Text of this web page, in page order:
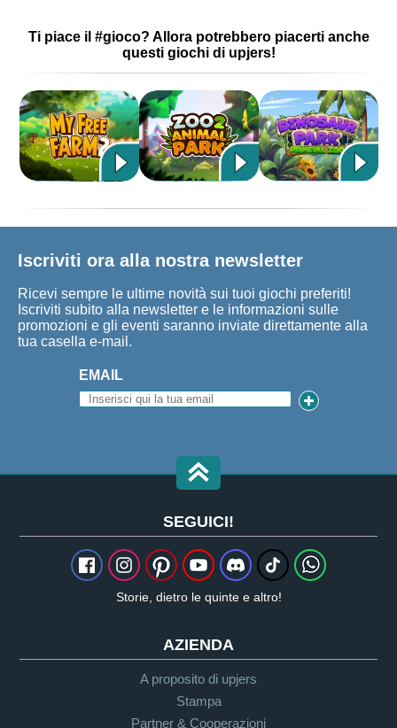
Ti piace il #gioco? Allora potrebbero piacerti anche
questi giochi di upjers!
Iscriviti ora alla nostra newsletter
Ricevi sempre le ultime novità sui tuoi giochi preferiti!
Iscriviti subito alla newsletter e le informazioni sulle
promozioni e gli eventi saranno inviate direttamente alla
tua casella e-mail.
EMAIL
SEGUICI!
Storie, dietro le quinte e altro!
AZIENDA
A proposito di upjers
Stampa
Partner & Cooperazioni